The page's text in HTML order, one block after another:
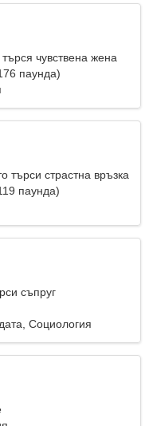
чувствена жена
паунда)
търси страстна връзка
паунда)
съпруг
Социология